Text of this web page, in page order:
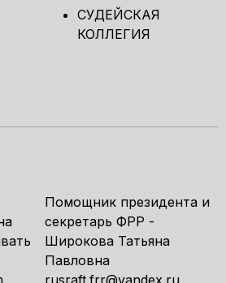
СУДЕЙСКАЯ
КОЛЛЕГИЯ
Помощник президента и
секретарь ФРР -
Широкова Татьяна
Павловна
rusraft.frr@yandex.ru